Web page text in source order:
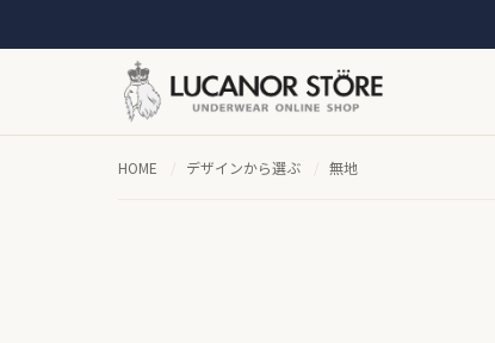
HOME / デザインから選ぶ / 無地